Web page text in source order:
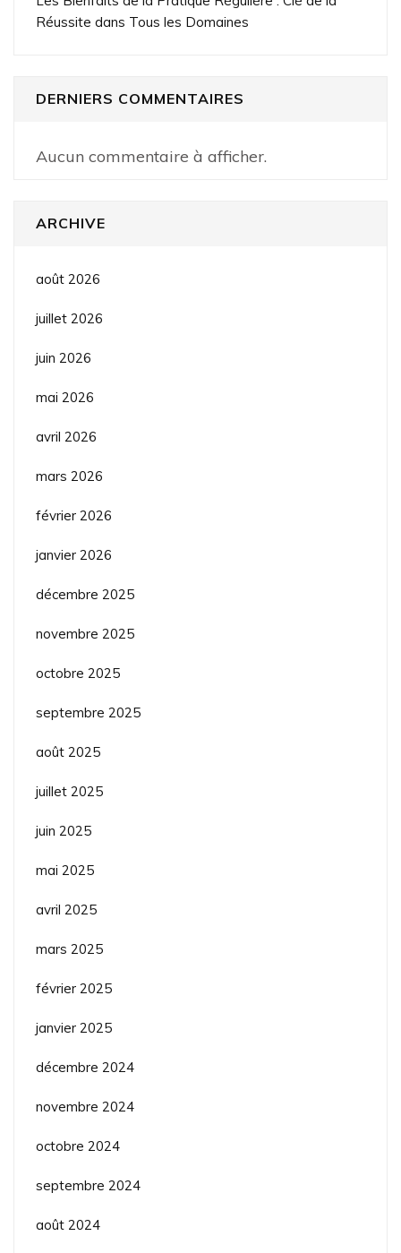
Réussite dans Tous les Domaines
DERNIERS COMMENTAIRES
Aucun commentaire à afficher.
ARCHIVE
août 2026
juillet 2026
juin 2026
mai 2026
avril 2026
mars 2026
février 2026
janvier 2026
décembre 2025
novembre 2025
octobre 2025
septembre 2025
août 2025
juillet 2025
juin 2025
mai 2025
avril 2025
mars 2025
février 2025
janvier 2025
décembre 2024
novembre 2024
octobre 2024
septembre 2024
août 2024